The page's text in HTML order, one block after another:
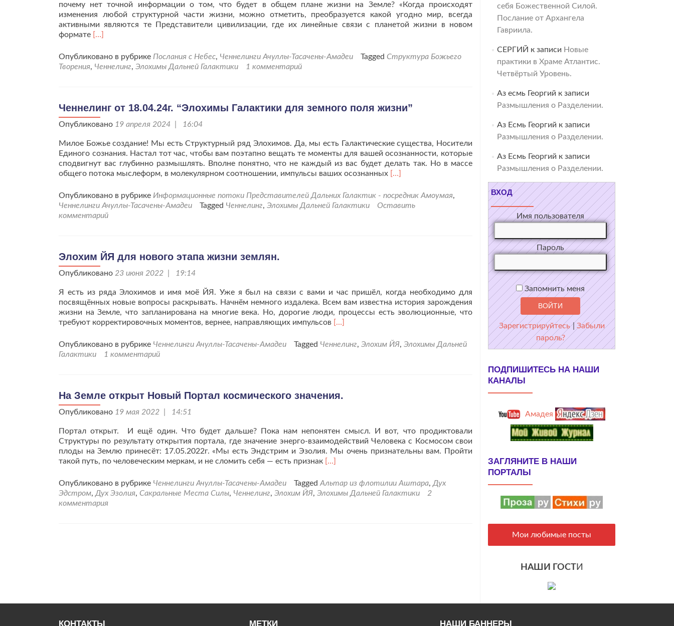
почему нет точной информации о том, что будет в общем плане жизни на Земле? «Когда происходят
изменения любой структурной части жизни, можно отметить, преобразуется какой угодно мир, всегда
активными являются те Представители цивилизации, где их линейные связи с планетой жизни в новом
формате Читать
проЧеннелинг
“О
в
Сдвига
что
есть
сейчас.”
[…]
Опубликовано в рубрике Послания с Небес, Ченнелинги Ачуллы-Тасачены-Амадеи Tagged Структура Божьего
Творения, Ченнелинг, Элохимы Дальней Галактики 1 комментарий
Ченнелинг от 18.04.24г. “Элохимы Галактики для земного поля жизни”
Опубликовано 19 апреля 2024 | 16:04
Милое Божье создание! Мы есть Структурный ряд Элохимов. Да, мы есть Галактические существа, Носители
Единого сознания. Настал тот час, чтобы вам поэтапно вещать те моменты для вашей осознанности, которые
сподвигнут вас глубинно размышлять. Вполне понятно, что не каждый из вас будет делать так. Но в массе
общего потока мыслеформ, в молекулярном соотношении, импульсы ваших осознанных Читать
проЧеннелинг
от
[…]
Опубликовано в рубрике Информационные потоки Представителей Дальних Галактик - посредник Амоумая,
Ченнелинги Ачуллы-Тасачены-Амадеи
Tagged Ченнелинг, Элохимы Дальней Галактики
Оставить
комментарий
Элохим ЙЯ для нового этапа жизни землян.
Опубликовано 23 июня 2022 | 19:14
Я есть из ряда Элохимов и имя моё ЙЯ. Уже я был на связи с вами и час пришёл, когда необходимо для
посвящённых новые вопросы раскрывать. Начнём немного издалека. Всем вам известна история зарождения
жизни на Земле, что запланирована на многие века. Но, дорогие люди, процессы есть эволюционные, что
требуют корректировочных моментов, вернее, направляющих импульсов Читать
проЭлохим
жизни
[…]
Опубликовано в рубрике Ченнелинги Ачуллы-Тасачены-Амадеи Tagged Ченнелинг, Элохим ЙЯ, Элохимы Дальней
Галактики
1 комментарий
На Земле открыт Новый Портал космического значения.
Опубликовано 19 мая 2022 | 14:51
Портал открыт. И ещё один. Что будет дальше? Пока нам непонятен смысл. И вот, что продиктовали
Структуры по результату открытия портала, где значение энерго-взаимодействий Человека с Космосом свои
плоды на Землю принесёт: 17.05.2022г. «Мы есть Эндстрим и Эзолия. Мы очень признательны вам. Пройти
такой путь, по человеческим меркам, и не сломить себя — есть признак Читать
проНа
Земле
[…]
Опубликовано в рубрике Ченнелинги Ачуллы-Тасачены-Амадеи Tagged Альтар из флотилии Аштара, Дух
Эдстром, Дух Эзолия, Сакральные Места Силы, Ченнелинг, Элохим ЙЯ, Элохимы Дальней Галактики
2
комментария
себя Божественной Силой.
Послание от Архангела
Гавриила.
СЕРГИЙ к записи Новые
практики в Храме Атлантис.
Четвёртый Уровень.
Аз есмь Георгий к записи
Размышления о Разделении.
Аз Есмь Георгий к записи
Размышления о Разделении.
Аз Есмь Георгий к записи
Размышления о Разделении.
ВХОД
Имя пользователя
Пароль
Запомнить меня
Зарегистрируйтесь | Забыли
пароль?
ПОДПИШИТЕСЬ НА НАШИ
КАНАЛЫ
Амадея
ЗАГЛЯНИТЕ В НАШИ
ПОРТАЛЫ
Мои любимые посты
НАШИ ГОСТИ
КОНТАКТЫ МЕТКИ НАШИ БАННЕРЫ